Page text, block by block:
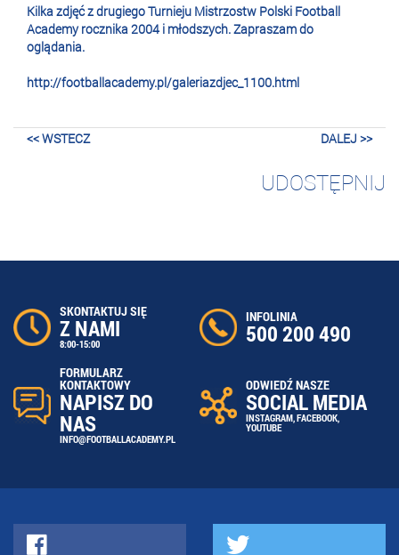
Kilka zdjęć z drugiego Turnieju Mistrzostw Polski Football
Academy rocznika 2004 i młodszych. Zapraszam do
oglądania.
http://footballacademy.pl/galeriazdjec_1100.html
<< WSTECZ DALEJ >>
UDOSTĘPNIJ
SKONTAKTUJ SIĘ
Z NAMI
8:00-15:00
INFOLINIA
500 200 490
FORMULARZ
KONTAKTOWY
NAPISZ DO
NAS
INFO@FOOTBALLACADEMY.PL
ODWIEDŹ NASZE
SOCIAL MEDIA
INSTAGRAM,FACEBOOK,
YOUTUBE